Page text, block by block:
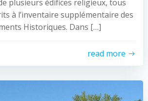
plusieurs édifices religieux, tous
à l’inventaire supplémentaire des
Historiques. Dans […]
read more